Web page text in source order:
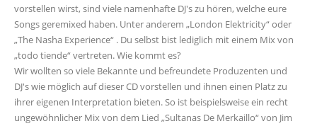
vorstellen wirst, sind viele namenhafte DJ's zu hören, welche eure
Songs geremixed haben. Unter anderem „London Elektricity“ oder
„The Nasha Experience“ . Du selbst bist lediglich mit einem Mix von
„todo tiende“ vertreten. Wie kommt es?
Wir wollten so viele Bekannte und befreundete Produzenten und
DJ's wie möglich auf dieser CD vorstellen und ihnen einen Platz zu
ihrer eigenen Interpretation bieten. So ist beispielsweise ein recht
ungewöhnlicher Mix von dem Lied „Sultanas De Merkaillo“ von Jim